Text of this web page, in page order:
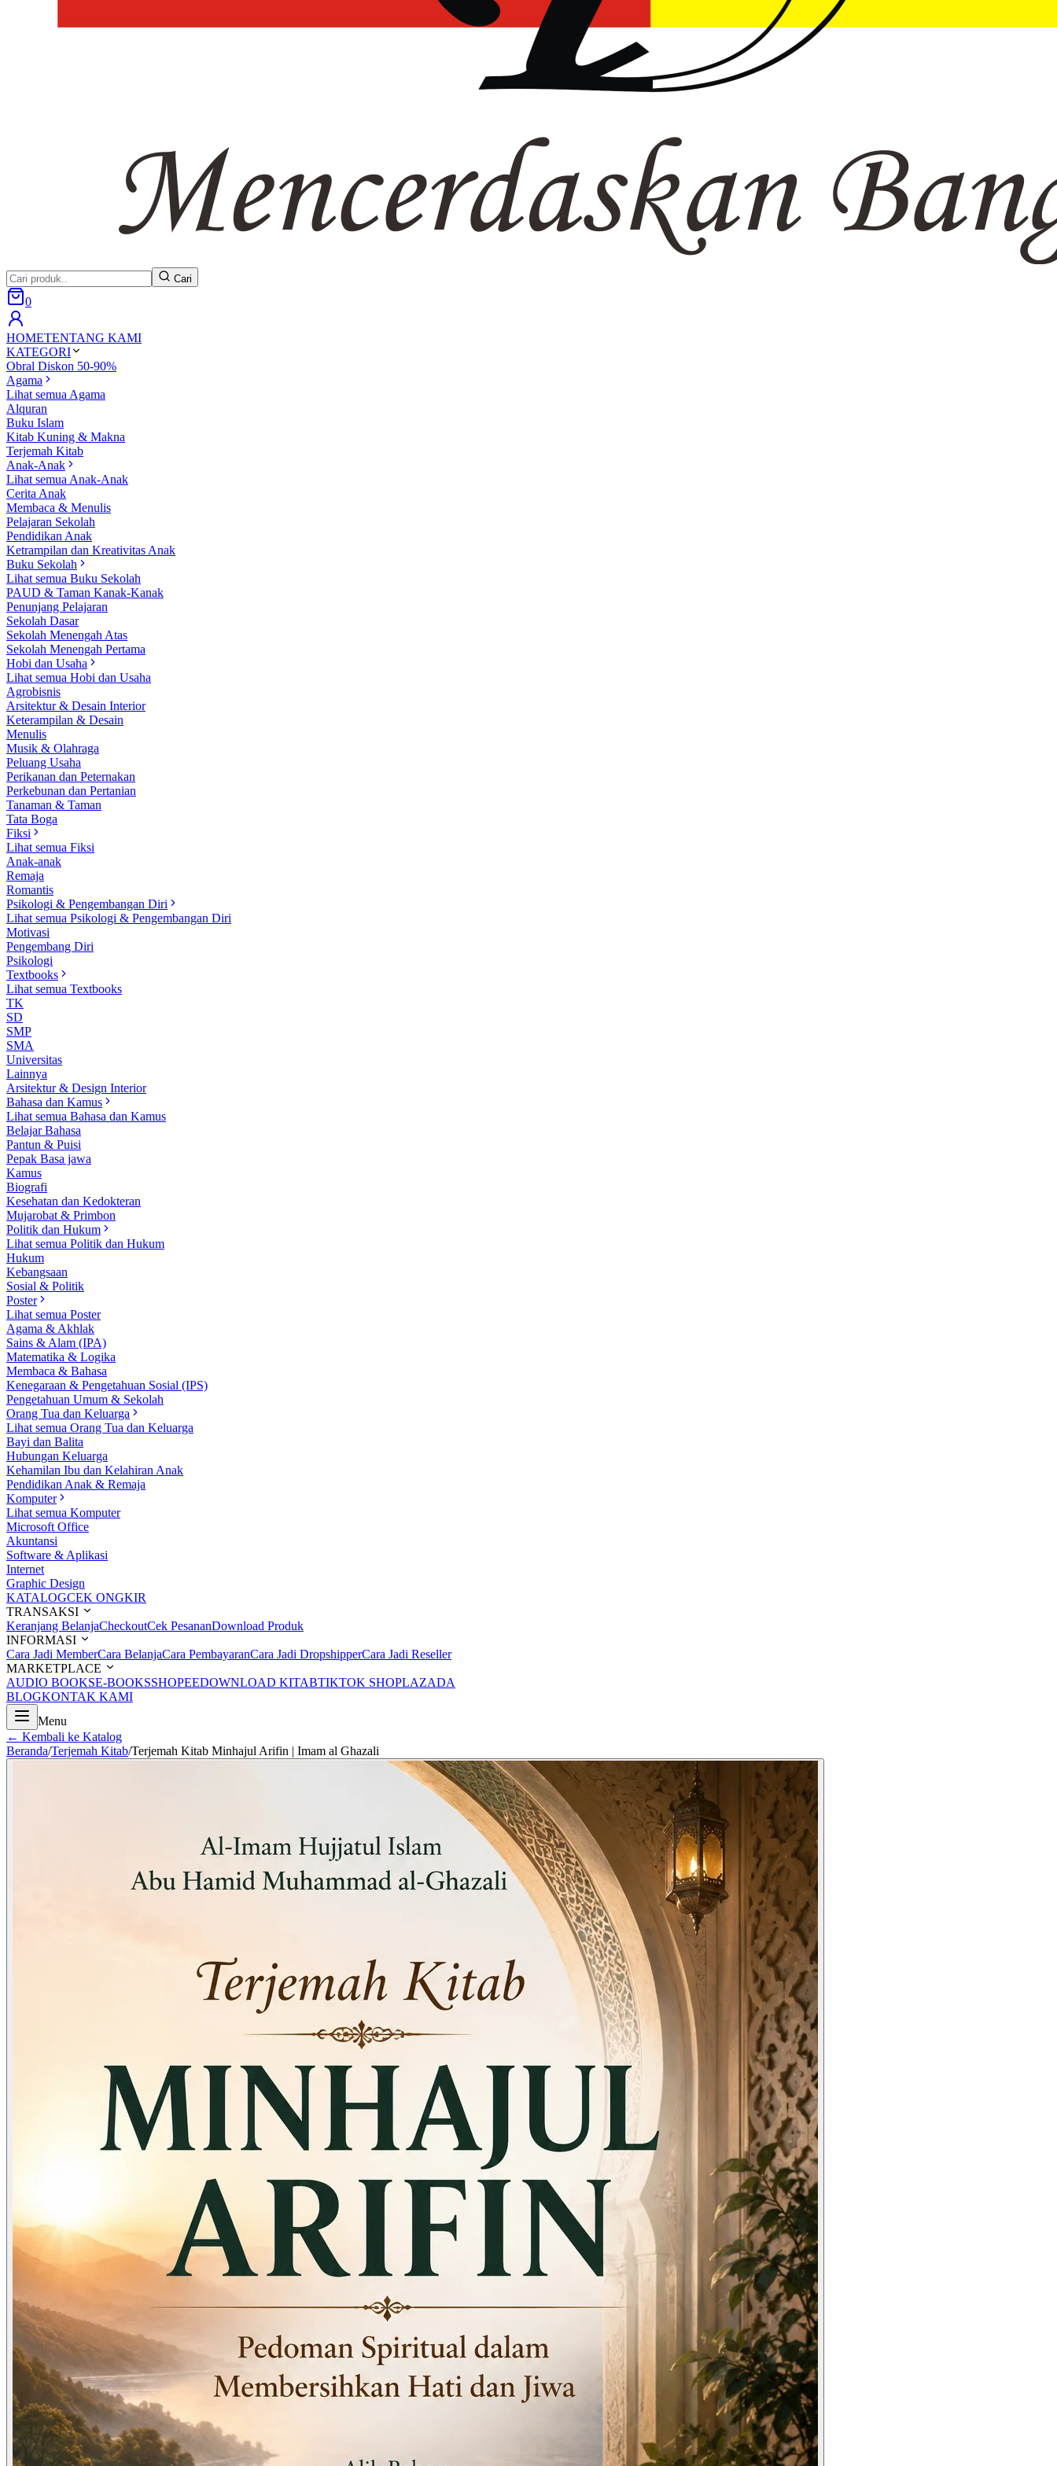
Cari
0
HOMETENTANG KAMI
KATEGORI
Obral Diskon 50-90%
Agama
Lihat semua Agama
Alquran
Buku Islam
Kitab Kuning & Makna
Terjemah Kitab
Anak-Anak
Lihat semua Anak-Anak
Cerita Anak
Membaca & Menulis
Pelajaran Sekolah
Pendidikan Anak
Ketrampilan dan Kreativitas Anak
Buku Sekolah
Lihat semua Buku Sekolah
PAUD & Taman Kanak-Kanak
Penunjang Pelajaran
Sekolah Dasar
Sekolah Menengah Atas
Sekolah Menengah Pertama
Hobi dan Usaha
Lihat semua Hobi dan Usaha
Agrobisnis
Arsitektur & Desain Interior
Keterampilan & Desain
Menulis
Musik & Olahraga
Peluang Usaha
Perikanan dan Peternakan
Perkebunan dan Pertanian
Tanaman & Taman
Tata Boga
Fiksi
Lihat semua Fiksi
Anak-anak
Remaja
Romantis
Psikologi & Pengembangan Diri
Lihat semua Psikologi & Pengembangan Diri
Motivasi
Pengembang Diri
Psikologi
Textbooks
Lihat semua Textbooks
TK
SD
SMP
SMA
Universitas
Lainnya
Arsitektur & Design Interior
Bahasa dan Kamus
Lihat semua Bahasa dan Kamus
Belajar Bahasa
Pantun & Puisi
Pepak Basa jawa
Kamus
Biografi
Kesehatan dan Kedokteran
Mujarobat & Primbon
Politik dan Hukum
Lihat semua Politik dan Hukum
Hukum
Kebangsaan
Sosial & Politik
Poster
Lihat semua Poster
Agama & Akhlak
Sains & Alam (IPA)
Matematika & Logika
Membaca & Bahasa
Kenegaraan & Pengetahuan Sosial (IPS)
Pengetahuan Umum & Sekolah
Orang Tua dan Keluarga
Lihat semua Orang Tua dan Keluarga
Bayi dan Balita
Hubungan Keluarga
Kehamilan Ibu dan Kelahiran Anak
Pendidikan Anak & Remaja
Komputer
Lihat semua Komputer
Microsoft Office
Akuntansi
Software & Aplikasi
Internet
Graphic Design
KATALOGCEK ONGKIR
TRANSAKSI
Keranjang BelanjaCheckoutCek PesananDownload Produk
INFORMASI
Cara Jadi MemberCara BelanjaCara PembayaranCara Jadi DropshipperCara Jadi Reseller
MARKETPLACE
AUDIO BOOKSE-BOOKSSHOPEEDOWNLOAD KITABTIKTOK SHOPLAZADA
BLOGKONTAK KAMI
Menu
← Kembali ke Katalog
Beranda/Terjemah Kitab/Terjemah Kitab Minhajul Arifin | Imam al Ghazali